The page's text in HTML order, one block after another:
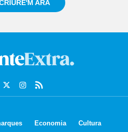
ARA
Economia
Cultura